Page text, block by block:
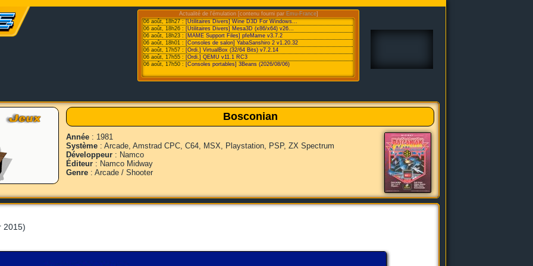
Actualité de l'émulation [contenu fourni par Emu-France]
06 août, 18h27 :[Utilitaires Divers] Wine D3D For Windows...
06 août, 18h26 : [Utilitaires Divers] Mesa3D (x86/x64) v26...
06 août, 18h23 : [MAME Support Files] pfeMame v3.7.2
06 août, 18h01 : [Consoles de salon] YabaSanshiro 2 v1.20.32
06 août, 17h57 : [Ordi.] VirtualBox (32/64 Bits) v7.2.14
06 août, 17h55 : [Ordi.] QEMU v11.1 RC3
06 août, 17h50 : [Consoles portables] 3Beans (2026/08/06)
Bosconian
Année : 1981
Système : Arcade, Amstrad CPC, C64, MSX, Playstation, PSP, ZX Spectrum
Développeur : Namco
Éditeur : Namco Midway
Genre : Arcade / Shooter
2015)